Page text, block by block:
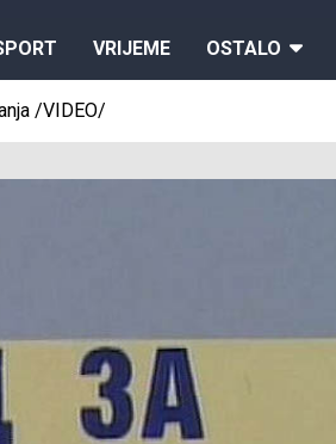
VRIJEME OSTALO
/VIDEO/